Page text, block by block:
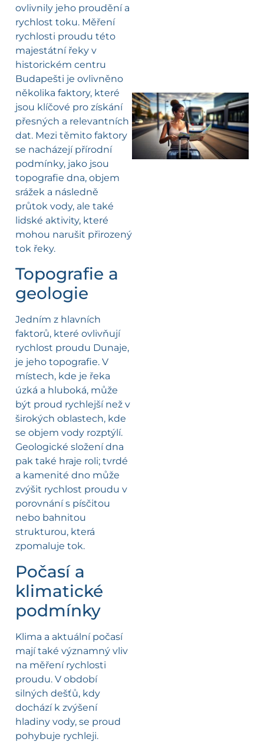
ovlivnily jeho proudění a
rychlost toku. Měření
rychlosti proudu této
majestátní řeky v
historickém centru
Budapešti je ovlivněno
několika faktory, které
jsou klíčové pro získání
přesných a relevantních
dat. Mezi těmito faktory
se nacházejí přírodní
podmínky, jako jsou
topografie dna, objem
srážek a následně
průtok vody, ale také
lidské aktivity, které
mohou narušit přirozený
tok řeky.
Topografie a
geologie
Jedním z hlavních
faktorů, které ovlivňují
rychlost proudu Dunaje,
je jeho topografie. V
místech, kde je řeka
úzká a hluboká, může
být proud rychlejší než v
širokých oblastech, kde
se objem vody rozptýlí.
Geologické složení dna
pak také hraje roli; tvrdé
a kamenité dno může
zvýšit rychlost proudu v
porovnání s písčitou
nebo bahnitou
strukturou, která
zpomaluje tok.
Počasí a
klimatické
podmínky
Klima a aktuální počasí
mají také významný vliv
na měření rychlosti
proudu. V období
silných dešťů, kdy
dochází k zvýšení
hladiny vody, se proud
pohybuje rychleji.